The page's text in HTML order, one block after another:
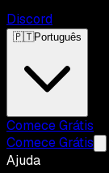
Discord
🇵🇹Português
Comece Grátis
Comece Grátis
Ajuda